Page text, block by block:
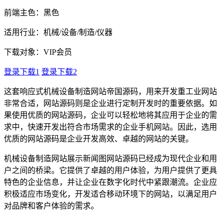
前端主色：黑色
适用行业：机械/设备/制造/仪器
下载对象：VIP会员
登录下载1 登录下载2
这套响应式机械设备制造网站帝国源码，用来开发重工业网站
非常合适，网站源码则是企业进行定制开发时的重要依据。如
果使用优质的网站源码，企业可以轻松地将其应用于企业的需
求中，快速开发出符合市场需求的企业手机网站。因此，选用
优质的网站源码是企业开发高效、卓越的网站的关键。
机械设备制造网站展示新闻图网站源码已经成为现代企业和用
户之间的桥梁。它提供了卓越的用户体验，为用户提供了更具
特色的企业信息，并让企业在数字化时代中紧跟潮流。企业应
积极适应市场变化，开发适合移动环境下的网站，以满足用户
对品牌和客户体验的需求。